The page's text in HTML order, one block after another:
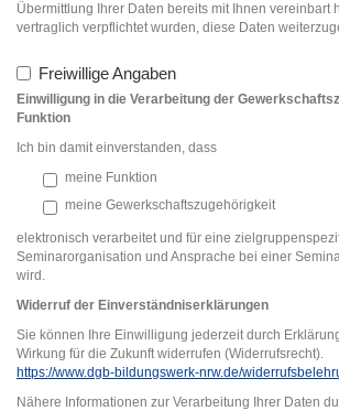
Übermittlung Ihrer Daten bereits mit Ihnen vereinbart
vertraglich verpflichtet wurden, diese Daten
Freiwillige Angaben
Einwilligung in die Verarbeitung der
Funktion
Ich bin damit einverstanden, dass
meine Funktion
meine Gewerkschaftszugehörigkeit
elektronisch verarbeitet und für eine
Seminarorganisation und Ansprache bei einer
wird.
Widerruf der Einverständniserklärungen
Sie können Ihre Einwilligung jederzeit durch
Wirkung für die Zukunft widerrufen (Widerrufsrecht).
https://www.dgb-bildungswerk-nrw.de/
Nähere Informationen zur Verarbeitung Ihrer Daten